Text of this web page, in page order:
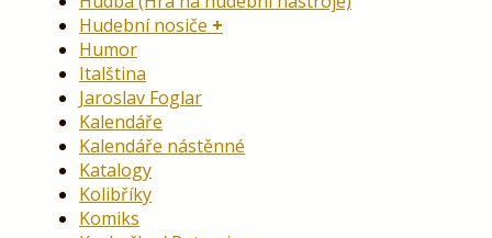
Hudební nosiče
Humor
Italština
Jaroslav Foglar
Kalendáře
Kalendáře nástěnné
Katalogy
Kolibříky
Komiks